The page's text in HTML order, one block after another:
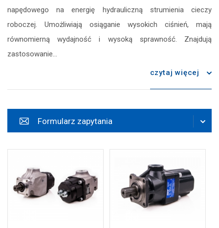
napędowego na energię hydrauliczną strumienia cieczy
roboczej. Umożliwiają osiąganie wysokich ciśnień, mają
równomierną wydajność i wysoką sprawność. Znajdują
zastosowanie...
czytaj więcej
Formularz zapytania
zapisz